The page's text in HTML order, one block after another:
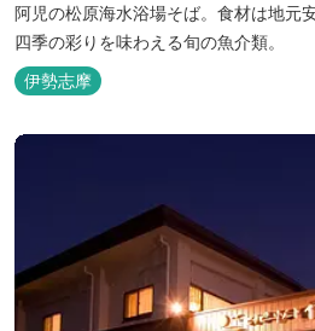
阿児の松原海水浴場そば。食材は地元
四季の彩りを味わえる旬の魚介類。
伊勢志摩